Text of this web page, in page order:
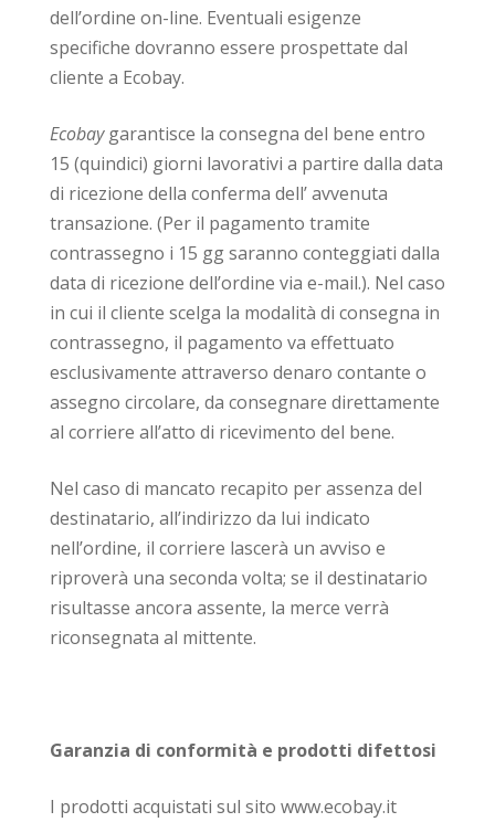
dell’ordine on-line. Eventuali esigenze
specifiche dovranno essere prospettate dal
cliente a Ecobay.
Ecobaygarantisce la consegna del bene entro
15 (quindici) giorni lavorativi a partire dalla data
di ricezione della conferma dell’ avvenuta
transazione. (Per il pagamento tramite
contrassegno i 15 gg saranno conteggiati dalla
data di ricezione dell’ordine via e-mail.). Nel caso
in cui il cliente scelga la modalità di consegna in
contrassegno, il pagamento va effettuato
esclusivamente attraverso denaro contante o
assegno circolare, da consegnare direttamente
al corriere all’atto di ricevimento del bene.
Nel caso di mancato recapito per assenza del
destinatario, all’indirizzo da lui indicato
nell’ordine, il corriere lascerà un avviso e
riproverà una seconda volta; se il destinatario
risultasse ancora assente, la merce verrà
riconsegnata al mittente.
Garanzia di conformità e prodotti difettosi
I prodotti acquistati sul sito www.ecobay.it